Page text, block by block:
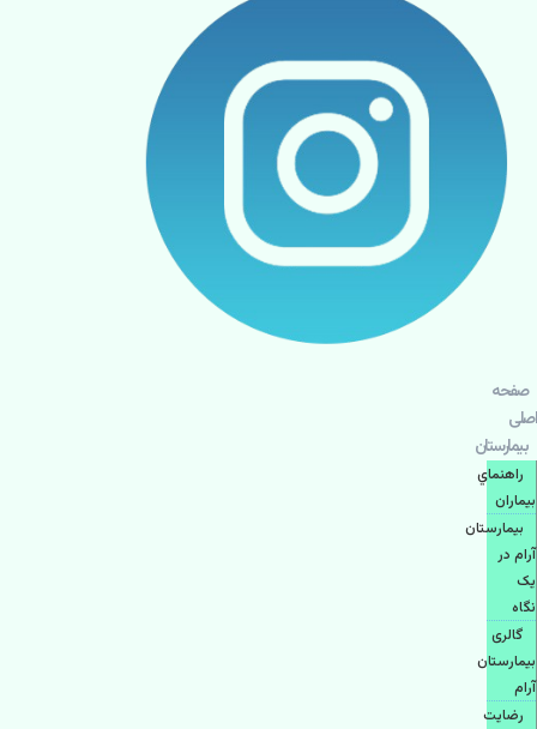
صفحه
اصلی
بيمارستان
راهنماي
بیماران
بیمارستان
آرام در
یک
نگاه
گالری
بیمارستان
آرام
رضایت